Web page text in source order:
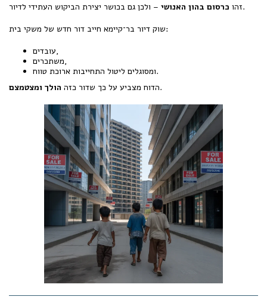
זהו כרסום בהון האנושי
– ולכן גם בכושר יצירת הביקוש העתידי לדיור.
שוק דיור בר־קיימא חייב דור חדש של משקי בית:
עובדים,
משתכרים,
ומסוגלים ליטול התחייבות ארוכת טווח.
הדוח מצביע על כך שדור כזה הולך ומצטמצם .